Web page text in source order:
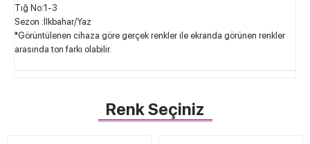
Tığ No:1-3
Sezon :İlkbahar/Yaz
*Görüntülenen cihaza göre gerçek renkler ile ekranda görünen renkler
arasında ton farkı olabilir.
Renk Seçiniz